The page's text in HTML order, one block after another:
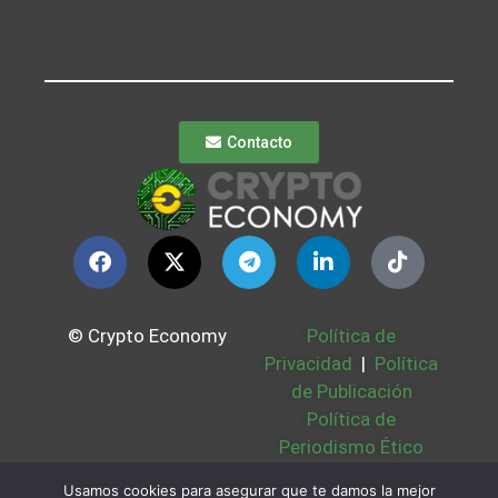
Contacto
© Crypto Economy
Política de
Privacidad | Política
de Publicación
Política de
Periodismo Ético
Usamos cookies para asegurar que te damos la mejor